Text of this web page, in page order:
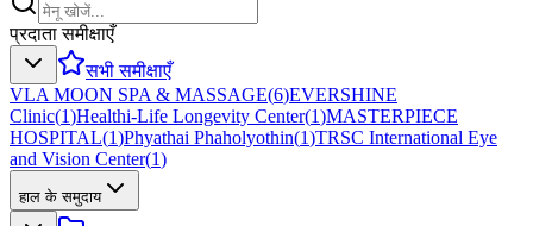
प्रदाता समीक्षाएँ
सभी समीक्षाएँ
VLA MOON SPA & MASSAGE(6)EVERSHINE
Clinic(1)Healthi-Life Longevity Center(1)MASTERPIECE
HOSPITAL(1)Phyathai Phaholyothin(1)TRSC International Eye
and Vision Center(1)
हाल के समुदाय